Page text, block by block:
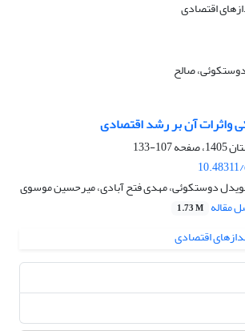
صالح
واثرات آن بر رشد اقتصادی
107-133
دوستکوئی، مهدی فتح آبادی، میرحسین موسوی
مقاله 1.73 M